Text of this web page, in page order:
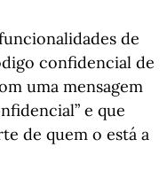
de
confidencial de
uma mensagem
e que
de quem o está a